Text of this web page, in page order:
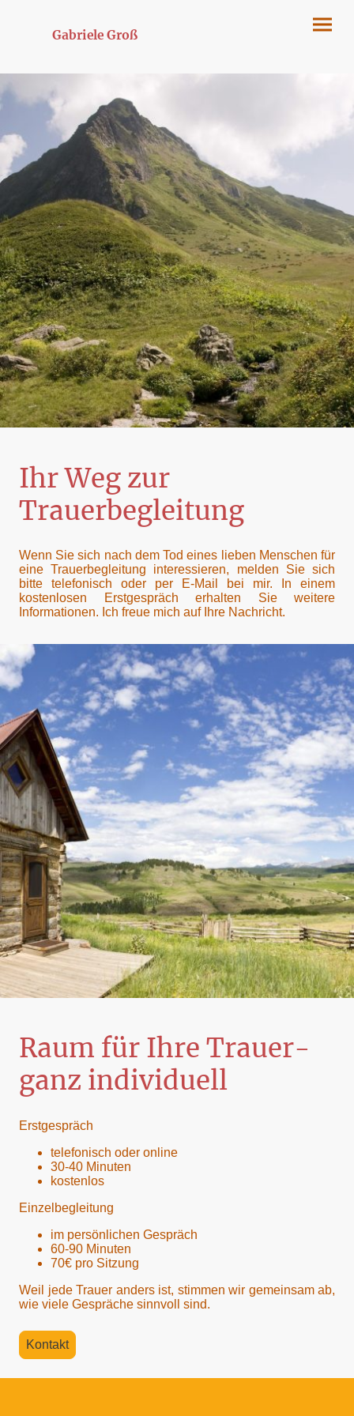
Gabriele Groß
Ihr Weg zur
Trauerbegleitung
Wenn Sie sich nach dem Tod eines lieben Menschen für
eine Trauerbegleitung interessieren, melden Sie sich
bitte telefonisch oder per E-Mail bei mir. In einem
kostenlosen Erstgespräch erhalten Sie weitere
Informationen. Ich freue mich auf Ihre Nachricht.
Raum für Ihre Trauer-
ganz individuell
Erstgespräch
telefonisch oder online
30-40 Minuten
kostenlos
Einzelbegleitung
im persönlichen Gespräch
60-90 Minuten
70€ pro Sitzung
Weil jede Trauer anders ist, stimmen wir gemeinsam ab,
wie viele Gespräche sinnvoll sind.
Kontakt